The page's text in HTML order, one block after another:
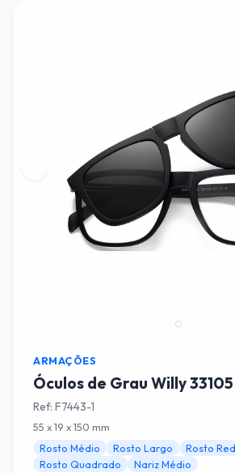
ARMAÇÕES
Óculos de Grau Willy
Ref: F7443-1
55 x 19 x 150 mm
Rosto Médio
Rosto Largo
Rosto
Rosto Quadrado
Nariz Médio